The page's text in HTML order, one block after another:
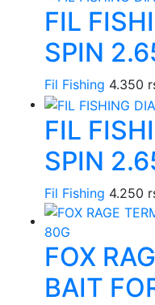
FIL
SPIN
Fil Fishing 4.350
FIL
SPIN
Fil Fishing 4.250
FOX
BAIT